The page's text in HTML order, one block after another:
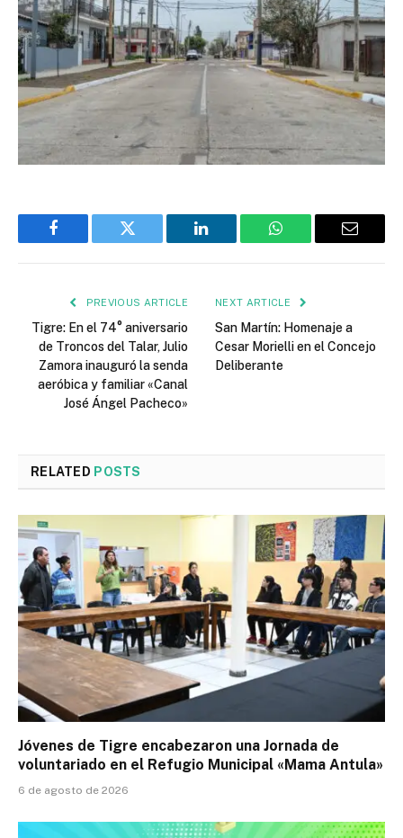
Facebook Twitter LinkedIn WhatsApp Email
PREVIOUS ARTICLE
Tigre: En el 74° aniversario
de Troncos del Talar, Julio
Zamora inauguró la senda
aeróbica y familiar «Canal
José Ángel Pacheco»
NEXT ARTICLE
San Martín: Homenaje a
Cesar Morielli en el Concejo
Deliberante
RELATED POSTS
Jóvenes de Tigre encabezaron una Jornada de
voluntariado en el Refugio Municipal «Mama Antula»
6 de agosto de 2026